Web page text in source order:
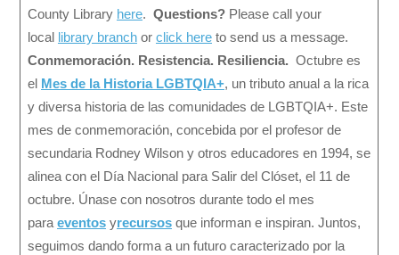
County Library here. Questions? Please call your
local library branch or click here to send us a message.
Conmemoración. Resistencia. Resiliencia. Octubre es
el Mes de la Historia LGBTQIA+, un tributo anual a la rica
y diversa historia de las comunidades de LGBTQIA+. Este
mes de conmemoración, concebida por el profesor de
secundaria Rodney Wilson y otros educadores en 1994, se
alinea con el Día Nacional para Salir del Clóset, el 11 de
octubre. Únase con nosotros durante todo el mes
para eventos yrecursos que informan e inspiran. Juntos,
seguimos dando forma a un futuro caracterizado por la